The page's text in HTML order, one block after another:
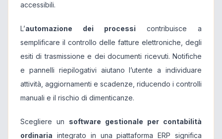
accessibili.
L’automazione dei processi contribuisce a
semplificare il controllo delle fatture elettroniche, degli
esiti di trasmissione e dei documenti ricevuti. Notifiche
e pannelli riepilogativi aiutano l’utente a individuare
attività, aggiornamenti e scadenze, riducendo i controlli
manuali e il rischio di dimenticanze.
Scegliere un software gestionale per contabilità
ordinaria integrato in una piattaforma ERP significa